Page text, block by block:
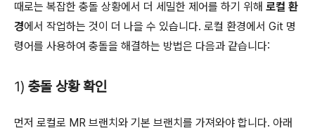
때로는 복잡한 충돌 상황에서 더 세밀한 제어를 하기 위해 로컬 환
경에서 작업하는 것이 더 나을 수 있습니다. 로컬 환경에서 Git 명
령어를 사용하여 충돌을 해결하는 방법은 다음과 같습니다:
1) 충돌 상황 확인
먼저 로컬로 MR 브랜치와 기본 브랜치를 가져와야 합니다. 아래